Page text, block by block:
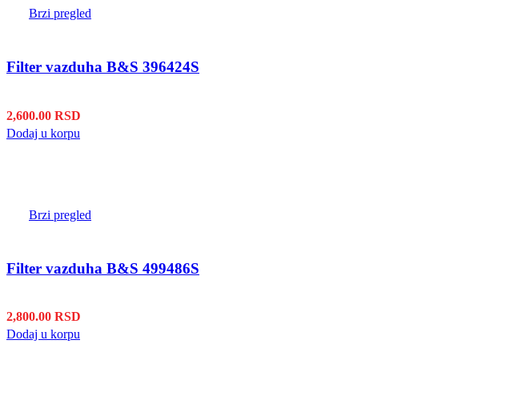
Brzi pregled
Filter vazduha B&S 396424S
2,600.00 RSD
Dodaj u korpu
Brzi pregled
Filter vazduha B&S 499486S
2,800.00 RSD
Dodaj u korpu